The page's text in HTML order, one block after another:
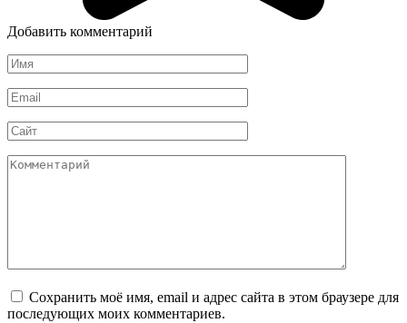
Добавить комментарий
Имя
Email
Сайт
Комментарий
Сохранить моё имя, email и адрес сайта в этом браузере для
последующих моих комментариев.